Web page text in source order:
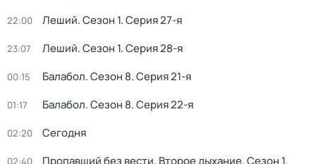
22:00 Леший. Сезон 1. Серия 27-я
23:07 Леший. Сезон 1. Серия 28-я
00:15 Балабол. Сезон 8. Серия 21-я
01:17 Балабол. Сезон 8. Серия 22-я
02:20 Сегодня
02:40 Пропавший без вести. Второе дыхание. Сезон 1.